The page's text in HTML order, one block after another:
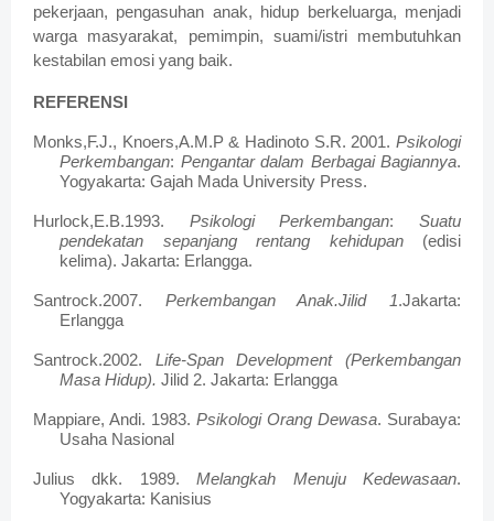
pekerjaan, pengasuhan anak, hidup berkeluarga, menjadi
warga masyarakat, pemimpin, suami/istri membutuhkan
kestabilan emosi yang baik.
REFERENSI
Monks,F.J., Knoers,A.M.P & Hadinoto S.R. 2001. Psikologi
Perkembangan: Pengantar dalam Berbagai Bagiannya.
Yogyakarta: Gajah Mada University Press.
Hurlock,E.B.1993. Psikologi Perkembangan:Suatu
pendekatan sepanjang rentang kehidupan (edisi
kelima). Jakarta: Erlangga.
Santrock.2007. Perkembangan Anak.Jilid 1.Jakarta:
Erlangga
Santrock.2002. Life-Span Development (Perkembangan
Masa Hidup). Jilid 2. Jakarta: Erlangga
Mappiare, Andi. 1983. Psikologi Orang Dewasa. Surabaya:
Usaha Nasional
Julius dkk. 1989.Melangkah Menuju Kedewasaan.
Yogyakarta: Kanisius